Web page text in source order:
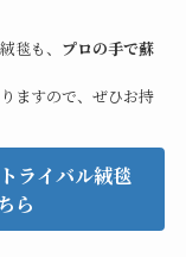
毯も、 プロの手で蘇
ますので、ぜひお持
ライバル絨毯
ら